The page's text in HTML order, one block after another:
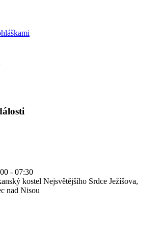
- 07:30
kostel Nejsvětějšího Srdce Ježíšova,
nad Nisou